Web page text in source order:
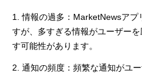
1. 情報の過多：MarketNewsアプ
すが、多すぎる情報がユーザー
す可能性があります。
2. 通知の頻度：頻繁な通知がユ